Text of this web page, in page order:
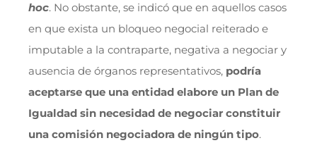
hoc. No obstante, se indicó que en aquellos casos
en que exista un bloqueo negocial reiterado e
imputable a la contraparte, negativa a negociar y
ausencia de órganos representativos, podría
aceptarse que una entidad elabore un Plan de
Igualdad sin necesidad de negociar constituir
una comisión negociadora de ningún tipo.